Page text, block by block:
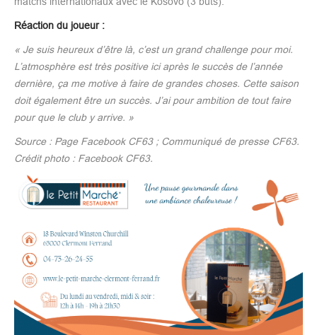
Réaction du joueur :
« Je suis heureux d’être là, c’est un grand challenge pour moi.
L’atmosphère est très positive ici après le succès de l’année
dernière, ça me motive à faire de grandes choses. Cette saison
doit également être un succès. J’ai pour ambition de tout faire
pour que le club y arrive. »
Source : Page Facebook CF63 ; Communiqué de presse CF63.
Crédit photo : Facebook CF63.